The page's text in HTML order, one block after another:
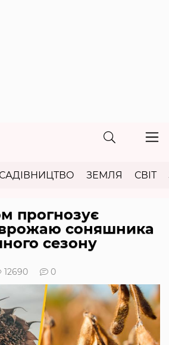
САДІВНИЦТВО ЗЕМЛЯ СВІТ
прогнозує
соняшника
сезону
12690 0